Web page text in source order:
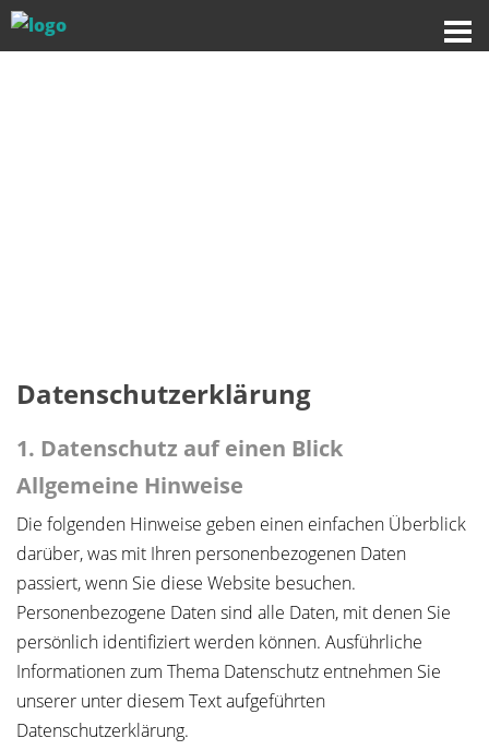
Datenschutzerklärung
1. Datenschutz auf einen Blick
Allgemeine Hinweise
Die folgenden Hinweise geben einen einfachen Überblick
darüber, was mit Ihren personenbezogenen Daten
passiert, wenn Sie diese Website besuchen.
Personenbezogene Daten sind alle Daten, mit denen Sie
persönlich identifiziert werden können. Ausführliche
Informationen zum Thema Datenschutz entnehmen Sie
unserer unter diesem Text aufgeführten
Datenschutzerklärung.